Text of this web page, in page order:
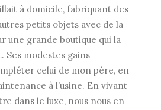
à domicile, fabriquant des
petits objets avec de la
une grande boutique qui la
Ses modestes gains
celui de mon père, en
à l’usine. En vivant
dans le luxe, nous nous en